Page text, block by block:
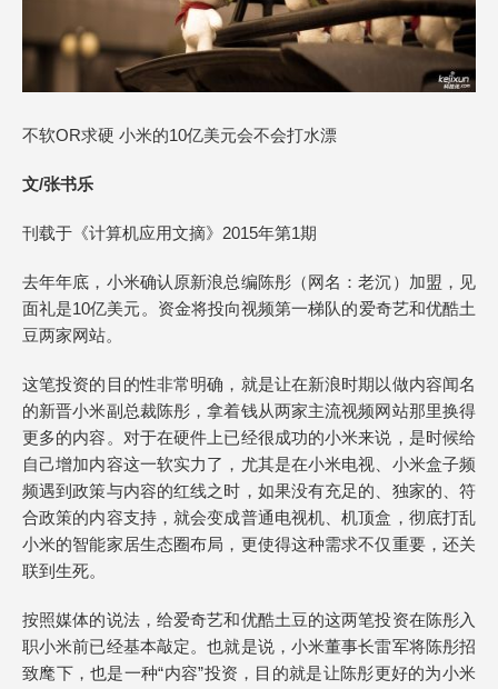
不软OR求硬 小米的10亿美元会不会打水漂
文/张书乐
刊载于《计算机应用文摘》2015年第1期
去年年底，小米确认原新浪总编陈彤（网名：老沉）加盟，见
面礼是10亿美元。资金将投向视频第一梯队的爱奇艺和优酷土
豆两家网站。
这笔投资的目的性非常明确，就是让在新浪时期以做内容闻名
的新晋小米副总裁陈彤，拿着钱从两家主流视频网站那里换得
更多的内容。对于在硬件上已经很成功的小米来说，是时候给
自己增加内容这一软实力了，尤其是在小米电视、小米盒子频
频遇到政策与内容的红线之时，如果没有充足的、独家的、符
合政策的内容支持，就会变成普通电视机、机顶盒，彻底打乱
小米的智能家居生态圈布局，更使得这种需求不仅重要，还关
联到生死。
按照媒体的说法，给爱奇艺和优酷土豆的这两笔投资在陈彤入
职小米前已经基本敲定。也就是说，小米董事长雷军将陈彤招
致麾下，也是一种“内容”投资，目的就是让陈彤更好的为小米